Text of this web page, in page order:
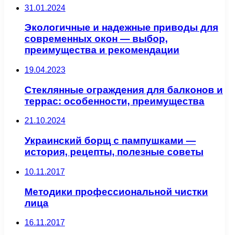
31.01.2024
Экологичные и надежные приводы для
современных окон — выбор,
преимущества и рекомендации
19.04.2023
Стеклянные ограждения для балконов и
террас: особенности, преимущества
21.10.2024
Украинский борщ с пампушками —
история, рецепты, полезные советы
10.11.2017
Методики профессиональной чистки
лица
16.11.2017